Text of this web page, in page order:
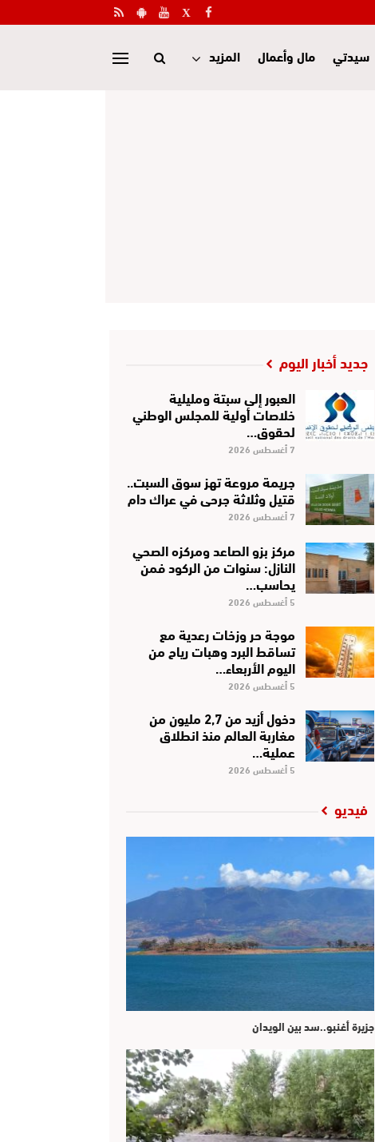
سيدتي مال وأعمال المزيد
جديد أخبار اليوم
العبور إلى سبتة ومليلية
خلاصات أولية للمجلس الوطني
لحقوق…
7 أغسطس 2026
جريمة مروعة تهز سوق السبت..
قتيل وثلاثة جرحى في عراك دام
7 أغسطس 2026
مركز بزو الصاعد ومركزه الصحي
النازل: سنوات من الركود فمن
يحاسب…
5 أغسطس 2026
موجة حر وزخات رعدية مع
تساقط البرد وهبات رياح من
اليوم الأربعاء…
5 أغسطس 2026
دخول أزيد من 2,7 مليون من
مغاربة العالم منذ انطلاق
عملية…
5 أغسطس 2026
فيديو
جزيرة أغنبو..سد بين الويدان